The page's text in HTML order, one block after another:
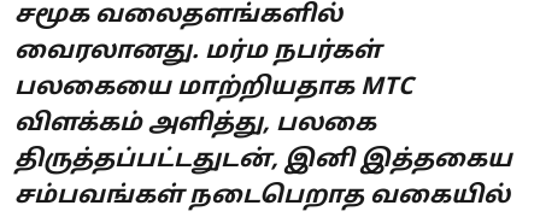
சமூக வலைதளங்களில்
வைரலானது. மர்ம நபர்கள்
பலகையை மாற்றியதாக MTC
விளக்கம் அளித்து, பலகை
திருத்தப்பட்டதுடன், இனி இத்தகைய
சம்பவங்கள் நடைபெறாத வகையில்